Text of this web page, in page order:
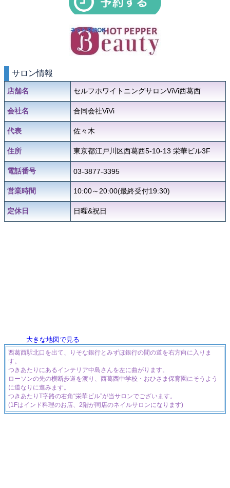
サロン情報
店舗名 セルフホワイトニングサロンViVi西葛西
会社名 合同会社ViVi
代表 佐々木
住所 東京都江戸川区西葛西5-10-13 栄華ビル3F
電話番号 03-3877-3395
営業時間 10:00～20:00(最終受付19:30)
定休日 日曜&祝日
大きな地図で見る
西葛西駅北口を出て、りそな銀行とみずほ銀行の間の道を右方向に入りま
す。
つきあたりにあるインテリア中島さんを左に曲がります。
ローソンの先の横断歩道を渡り、西葛西中学校・おひさま保育園にそうよう
に道なりに進みます。
つきあたりT字路の右角“栄華ビル”が当サロンでございます。
(1Fはインド料理のお店、2階が同店のネイルサロンになります)